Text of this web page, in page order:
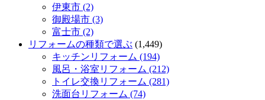
伊東市 (2)
御殿場市 (3)
富士市 (2)
リフォームの種類で選ぶ (1,449)
キッチンリフォーム (194)
風呂・浴室リフォーム (212)
トイレ交換リフォーム (281)
洗面台リフォーム (74)